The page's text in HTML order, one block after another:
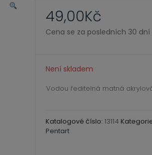
49,00Kč
Cena se za posledních 30
Není skladem
Vodou ředitelná matná
Katalogové číslo: 13114
Pentart